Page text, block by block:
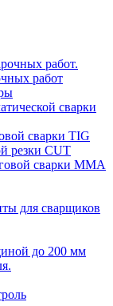
работ
сварки
сварки TIG
резки CUT
сварки MMA
для сварщиков
до 200 мм